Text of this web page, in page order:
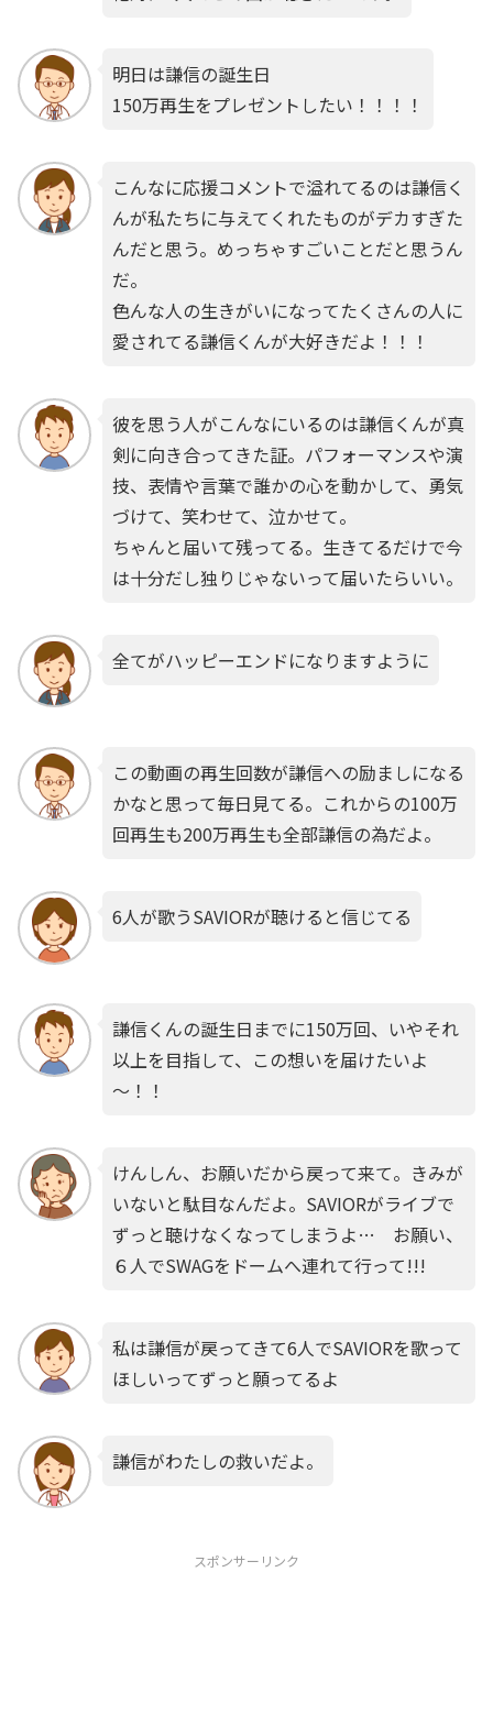
明日は謙信の誕生日
150万再生をプレゼントしたい！！！！
こんなに応援コメントで溢れてるのは謙信く
んが私たちに与えてくれたものがデカすぎた
んだと思う。めっちゃすごいことだと思うん
だ。
色んな人の生きがいになってたくさんの人に
愛されてる謙信くんが大好きだよ！！！
彼を思う人がこんなにいるのは謙信くんが真
剣に向き合ってきた証。パフォーマンスや演
技、表情や言葉で誰かの心を動かして、勇気
づけて、笑わせて、泣かせて。
ちゃんと届いて残ってる。生きてるだけで今
は十分だし独りじゃないって届いたらいい。
全てがハッピーエンドになりますように
この動画の再生回数が謙信への励ましになる
かなと思って毎日見てる。これからの100万
回再生も200万再生も全部謙信の為だよ。
6人が歌うSAVIORが聴けると信じてる
謙信くんの誕生日までに150万回、いやそれ
以上を目指して、この想いを届けたいよ
～！！
けんしん、お願いだから戻って来て。きみが
いないと駄目なんだよ。SAVIORがライブで
ずっと聴けなくなってしまうよ… お願い、
６人でSWAGをドームへ連れて行って!!!
私は謙信が戻ってきて6人でSAVIORを歌って
ほしいってずっと願ってるよ
謙信がわたしの救いだよ。
スポンサーリンク